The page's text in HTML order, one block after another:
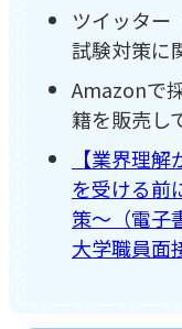
ツイッター
試験対策に
Amazonで
籍を販売し
【業界理
を受ける前
策～（電子
大学職員面